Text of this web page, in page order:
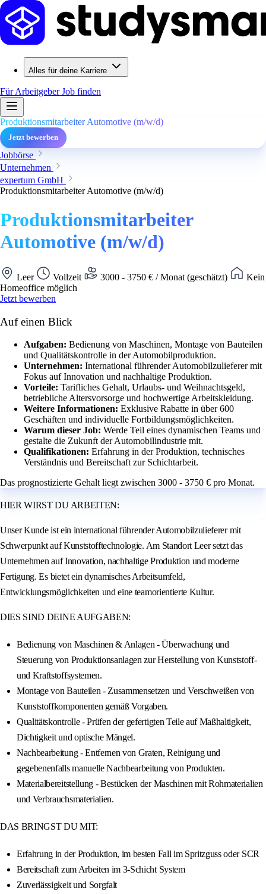
Alles für deine Karriere
Für ArbeitgeberJob finden
Produktionsmitarbeiter Automotive (m/w/d)
Jetzt bewerben
Jobbörse
Unternehmen
expertum GmbH
Produktionsmitarbeiter Automotive (m/w/d)
Produktionsmitarbeiter
Automotive (m/w/d)
Leer Vollzeit 3000 - 3750 € / Monat (geschätzt)
Kein
Homeoffice möglich
Jetzt bewerben
Auf einen Blick
Aufgaben: Bedienung von Maschinen, Montage von Bauteilen
und Qualitätskontrolle in der Automobilproduktion.
Unternehmen: International führender Automobilzulieferer mit
Fokus auf Innovation und nachhaltige Produktion.
Vorteile: Tarifliches Gehalt, Urlaubs- und Weihnachtsgeld,
betriebliche Altersvorsorge und hochwertige Arbeitskleidung.
Weitere Informationen: Exklusive Rabatte in über 600
Geschäften und individuelle Fortbildungsmöglichkeiten.
Warum dieser Job: Werde Teil eines dynamischen Teams und
gestalte die Zukunft der Automobilindustrie mit.
Qualifikationen: Erfahrung in der Produktion, technisches
Verständnis und Bereitschaft zur Schichtarbeit.
Das prognostizierte Gehalt liegt zwischen 3000 - 3750 € pro Monat.
HIER WIRST DU ARBEITEN:
Unser Kunde ist ein international führender Automobilzulieferer mit
Schwerpunkt auf Kunststofftechnologie. Am Standort Leer setzt das
Unternehmen auf Innovation, nachhaltige Produktion und moderne
Fertigung. Es bietet ein dynamisches Arbeitsumfeld,
Entwicklungsmöglichkeiten und eine teamorientierte Kultur.
DIES SIND DEINE AUFGABEN:
Bedienung von Maschinen & Anlagen - Überwachung und
Steuerung von Produktionsanlagen zur Herstellung von Kunststoff-
und Kraftstoffsystemen.
Montage von Bauteilen - Zusammensetzen und Verschweißen von
Kunststoffkomponenten gemäß Vorgaben.
Qualitätskontrolle - Prüfen der gefertigten Teile auf Maßhaltigkeit,
Dichtigkeit und optische Mängel.
Nachbearbeitung - Entfernen von Graten, Reinigung und
gegebenenfalls manuelle Nachbearbeitung von Produkten.
Materialbereitstellung - Bestücken der Maschinen mit Rohmaterialien
und Verbrauchsmaterialien.
DAS BRINGST DU MIT:
Erfahrung in der Produktion, im besten Fall im Spritzguss oder SCR
Bereitschaft zum Arbeiten im 3-Schicht System
Zuverlässigkeit und Sorgfalt